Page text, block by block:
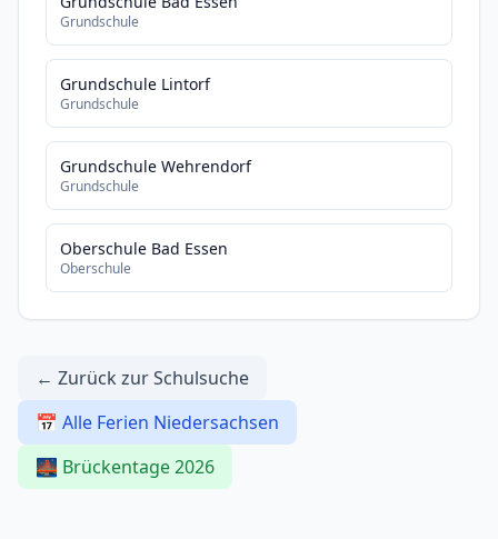
Grundschule
Grundschule Lintorf
Grundschule
Grundschule Wehrendorf
Grundschule
Oberschule Bad Essen
Oberschule
← Zurück zur Schulsuche
📅 Alle Ferien Niedersachsen
🌉 Brückentage 2026